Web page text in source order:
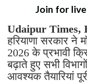
Join for
Udaipur Times,
हरियाणा सरकार ने
2026 के प्रभावी
बढ़ाते हुए सभी
आवश्यक तैयारियां